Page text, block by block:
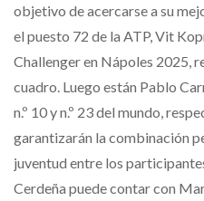
objetivo de acercarse a su
el puesto 72 de la ATP, Vit
Challenger en Nápoles 2025,
cuadro. Luego están Pablo
n.º 10 y n.º 23 del mundo,
garantizarán la combinación
juventud entre los
Cerdeña puede contar con